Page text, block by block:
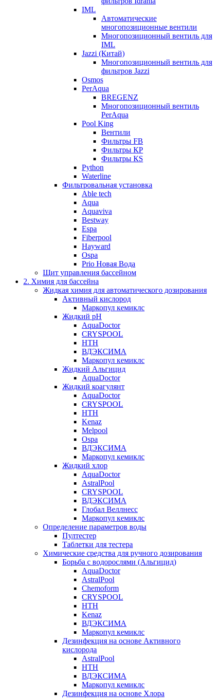
IML
Автоматические
многопозиционные вентили
Многопозиционный вентиль для
IML
Jazzi (Китай)
Многопозиционный вентиль для
фильтров Jazzi
Osmos
PerAqua
BREGENZ
Многопозиционный вентиль
PerAqua
Pool King
Вентили
Фильтры FB
Фильтры КP
Фильтры КS
Python
Waterline
Фильтровальная установка
Able tech
Aqua
Aquaviva
Bestway
Espa
Fiberpool
Hayward
Ospa
Prio Новая Вода
Щит управления бассейном
2. Химия для бассейна
Жидкая химия для автоматического дозирования
Активный кислород
Маркопул кемиклс
Жидкий pH
AquaDoctor
CRYSPOOL
HTH
ВДЭКСИМА
Маркопул кемиклс
Жидкий Альгицид
AquaDoctor
Жидкий коагулянт
AquaDoctor
CRYSPOOL
HTH
Kenaz
Melpool
Ospa
ВДЭКСИМА
Маркопул кемиклс
Жидкий хлор
AquaDoctor
AstralPool
CRYSPOOL
ВДЭКСИМА
Глобал Веллнесс
Маркопул кемиклс
Определение параметров воды
Пултестер
Таблетки для тестера
Химические средства для ручного дозирования
Борьба с водорослями (Альгицид)
AquaDoctor
AstralPool
Chemoform
CRYSPOOL
HTH
Kenaz
ВДЭКСИМА
Маркопул кемиклс
Дезинфекция на основе Активного
кислорода
AstralPool
HTH
ВДЭКСИМА
Маркопул кемиклс
Дезинфекция на основе Хлора